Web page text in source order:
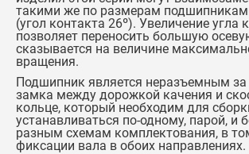
такими же по размерам
(угол контакта 26º). Увеличение угла
позволяет переносить большую
сказывается на величине
вращения.
Подшипник является неразъемным за
замка между дорожкой качения и
кольце, который необходим для
устанавливаться по-одному, парой, и
разным схемам комплектования, в
фиксации вала в обоих направлениях.